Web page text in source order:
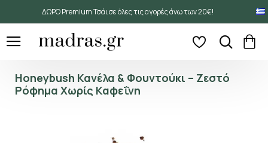
ΔΩΡΟ Premium Τσάι σε όλες τις αγορές άνω των 20€!
Honeybush Κανέλα & Φουντούκι – Ζεστό
Ρόφημα Χωρίς Καφεΐνη